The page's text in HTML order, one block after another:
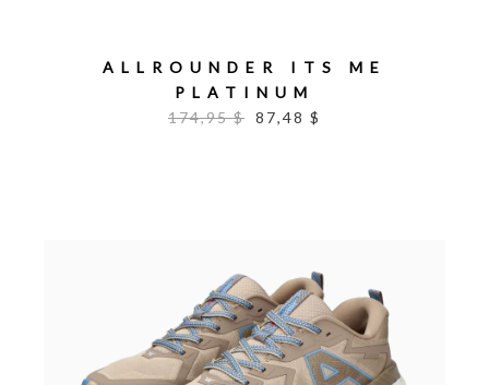
ALLROUNDER ITS ME
PLATINUM
174,95 $ 87,48 $